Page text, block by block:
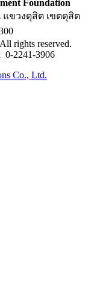
Foundation
แขวงดุสิต เขตดุสิต
All rights reserved.
0-2241-3906
Co., Ltd.